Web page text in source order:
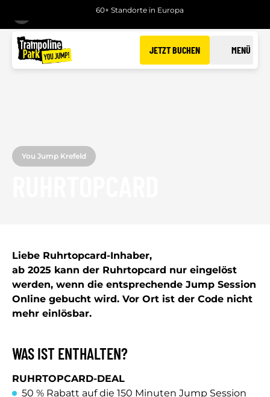
60+ Standorte in Europa
JETZT BUCHEN MENÜ
You Jump Krefeld
Liebe Ruhrtopcard-Inhaber,
ab 2025 kann der Ruhrtopcard nur eingelöst
werden, wenn die entsprechende Jump Session
Online gebucht wird. Vor Ort ist der Code nicht
mehr einlösbar.
WAS IST ENTHALTEN?
RUHRTOPCARD-DEAL
50 % Rabatt auf die 150 Minuten Jump Session